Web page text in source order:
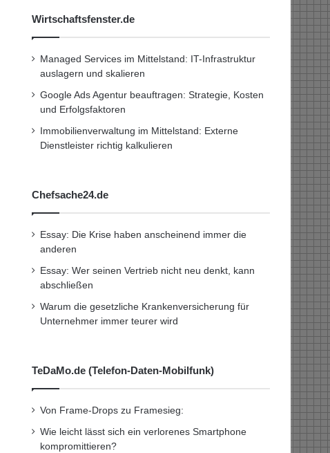
Wirtschaftsfenster.de
Managed Services im Mittelstand: IT-Infrastruktur
auslagern und skalieren
Google Ads Agentur beauftragen: Strategie, Kosten
und Erfolgsfaktoren
Immobilienverwaltung im Mittelstand: Externe
Dienstleister richtig kalkulieren
Chefsache24.de
Essay: Die Krise haben anscheinend immer die
anderen
Essay: Wer seinen Vertrieb nicht neu denkt, kann
abschließen
Warum die gesetzliche Krankenversicherung für
Unternehmer immer teurer wird
TeDaMo.de (Telefon-Daten-Mobilfunk)
Von Frame-Drops zu Framesieg:
Wie leicht lässt sich ein verlorenes Smartphone
kompromittieren?